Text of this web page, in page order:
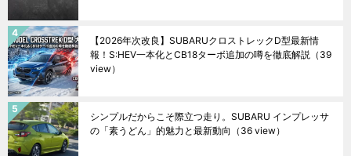
【2026年次改良】SUBARUクロストレックD型最新情
報！S:HEV一本化とCB18ターボ追加の噂を徹底解説 （39
view）
シンプルだからこそ際立つ走り。SUBARU インプレッサ
の「素うどん」的魅力と最新動向 （36 view）